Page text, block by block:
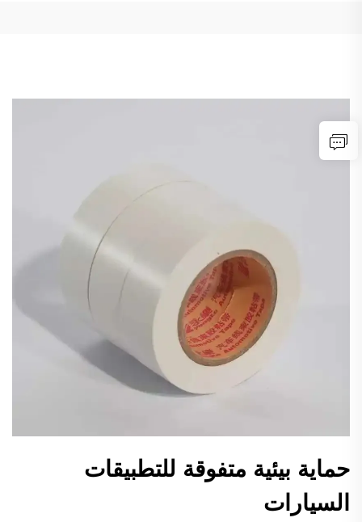
حماية بيئية متفوقة للتطبيقات
السيارات